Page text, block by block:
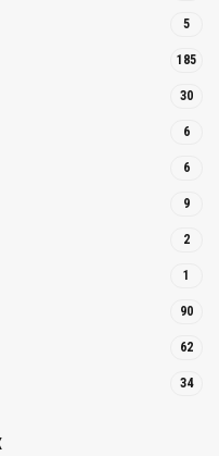
5
185
30
6
6
9
2
1
90
62
34